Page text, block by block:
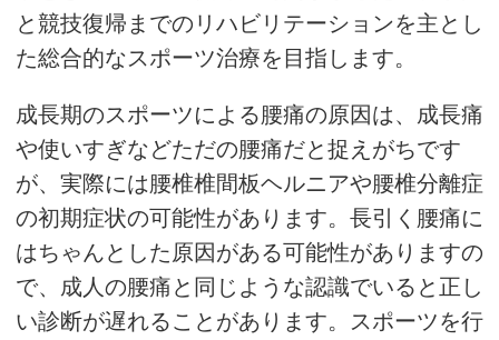
と競技復帰までのリハビリテーションを主とし
た総合的なスポーツ治療を目指します。
成長期のスポーツによる腰痛の原因は、成長痛
や使いすぎなどただの腰痛だと捉えがちです
が、実際には腰椎椎間板ヘルニアや腰椎分離症
の初期症状の可能性があります。長引く腰痛に
はちゃんとした原因がある可能性がありますの
で、成人の腰痛と同じような認識でいると正し
い診断が遅れることがあります。スポーツを行